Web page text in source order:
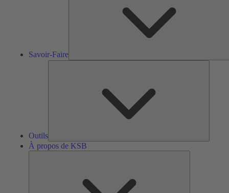
Savoir-Faire
Outils
À propos de KSB